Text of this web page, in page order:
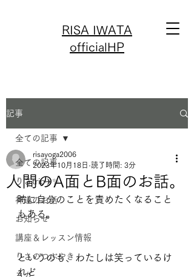
RISA IWATA
officialHP
記事
全ての記事
りさtrip✈️✨
神道のお話
お知らせ
講座＆レッスン情報
りさのつぶやき
ヨガ
全ての記事
人間のA面とB面のお話。
risayoga2006
2023年10月18日 読了時間: 3分
時に自分のことを責めたくなること
もある。
というのも、わたしは笑っているけ
れど